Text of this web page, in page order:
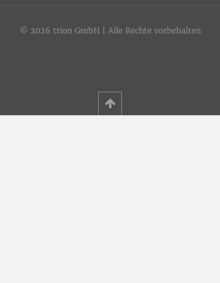
© 2026 trion GmbH | Alle Rechte vorbehalten